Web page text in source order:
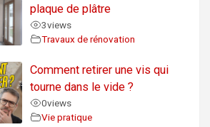
plaque de plâtre
3views
Travaux de rénovation
Comment retirer une vis qui
tourne dans le vide ?
0views
Vie pratique